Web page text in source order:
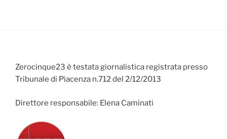
Zerocinque23 è testata giornalistica registrata presso
Tribunale di Piacenza n.712 del 2/12/2013
Direttore responsabile: Elena Caminati